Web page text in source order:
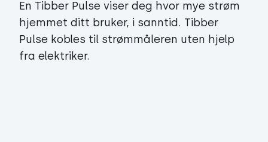
En Tibber Pulse viser deg hvor mye strøm
hjemmet ditt bruker, i sanntid. Tibber
Pulse kobles til strømmåleren uten hjelp
fra elektriker.